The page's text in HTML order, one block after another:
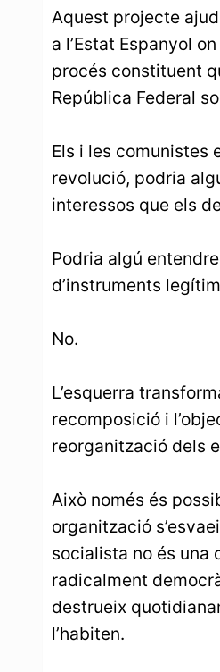
Aquest projecte
a l’Estat Espanyol
procés constituent
República Federal
Els i les comunistes
revolució, podria
interessos que els
Podria algú
d’instruments
No.
L’esquerra
recomposició i
reorganització dels
Això només és
organització
socialista no és una
radicalment
destrueix
l’habiten.